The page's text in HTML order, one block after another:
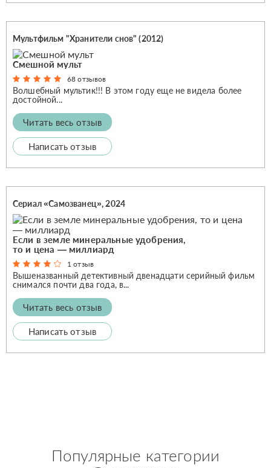
Мультфильм "Хранители снов" (2012)
Смешной мульт
68 отзывов
Волшебный мультик!!! В этом году еще не видела более
достойной...
Читать весь отзыв
Написать отзыв
Сериал «Самозванец», 2024
Если в земле минеральные удобрения,
то и цена — миллиард
1 отзыв
Вышеназванный детективный двенадцати серийный фильм
снимался почти два года, в...
Читать весь отзыв
Написать отзыв
Популярные категории